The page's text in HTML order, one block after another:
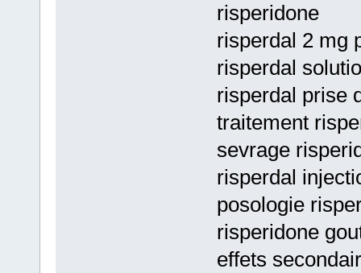
risperidone
risperdal 2 mg
risperdal
risperdal prise
traitement
sevrage
risperdal
posologie
risperidone
effets